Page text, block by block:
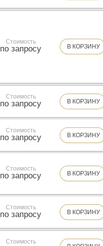
Стоимость
по запросу В КОРЗИНУ
Стоимость
по запросу В КОРЗИНУ
Стоимость
по запросу В КОРЗИНУ
Стоимость
по запросу В КОРЗИНУ
Стоимость
по запросу В КОРЗИНУ
Стоимость